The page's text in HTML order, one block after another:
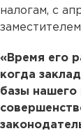
налогам, с
«Время его
когда
базы нашего